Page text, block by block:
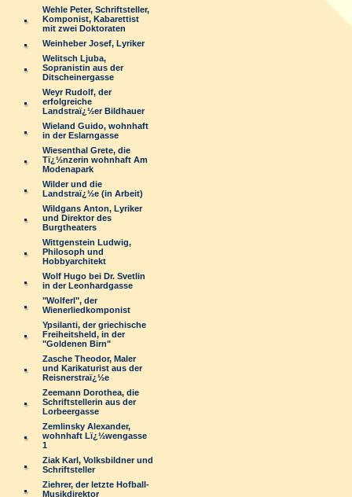
Wehle Peter, Schriftsteller,
Komponist, Kabarettist
mit zwei Doktoraten
Weinheber Josef, Lyriker
Welitsch Ljuba,
Sopranistin aus der
Ditscheinergasse
Weyr Rudolf, der
erfolgreiche
Landstraï¿½er Bildhauer
Wieland Guido, wohnhaft
in der Eslarngasse
Wiesenthal Grete, die
Tï¿½nzerin wohnhaft Am
Modenapark
Wilder und die
Landstraï¿½e (in Arbeit)
Wildgans Anton, Lyriker
und Direktor des
Burgtheaters
Wittgenstein Ludwig,
Philosoph und
Hobbyarchitekt
Wolf Hugo bei Dr. Svetlin
in der Leonhardgasse
"Wolferl", der
Wienerliedkomponist
Ypsilanti, der griechische
Freiheitsheld, in der
"Goldenen Birn"
Zasche Theodor, Maler
und Karikaturist aus der
Reisnerstraï¿½e
Zeemann Dorothea, die
Schriftstellerin aus der
Lorbeergasse
Zemlinsky Alexander,
wohnhaft Lï¿½wengasse
1
Ziak Karl, Volksbildner und
Schriftsteller
Ziehrer, der letzte Hofball-
Musikdirektor